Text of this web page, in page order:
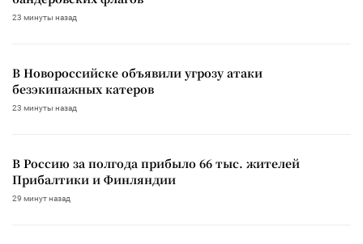
23 минуты назад
В Новороссийске объявили угрозу атаки
безэкипажных катеров
23 минуты назад
В Россию за полгода прибыло 66 тыс. жителей
Прибалтики и Финляндии
29 минут назад